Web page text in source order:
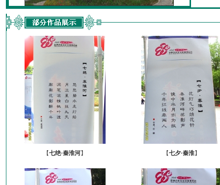
【七绝·秦淮河】 【七夕·秦淮】